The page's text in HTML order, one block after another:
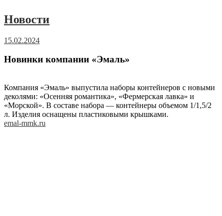
Новости
15.02.2024
Новинки компании «Эмаль»
Компания «Эмаль» выпустила наборы контейнеров с новыми
деколями: «Осенняя романтика», «Фермерская лавка» и
«Морской». В составе набора — контейнеры объемом 1/1,5/2
л. Изделия оснащены пластиковыми крышками.
emal-mmk.ru